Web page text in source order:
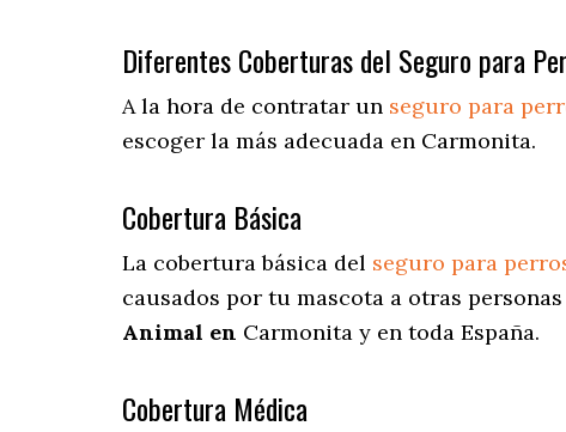
Diferentes Coberturas del Seguro para
A la hora de contratar un seguro para
escoger la más adecuada en Carmonita.
Cobertura Básica
La cobertura básica del seguro para
causados por tu mascota a otras
Animal en Carmonita y en toda España.
Cobertura Médica